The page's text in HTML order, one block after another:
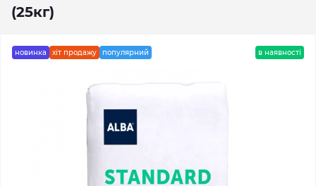
(25кг)
новинка хіт продажу популярний в наявності